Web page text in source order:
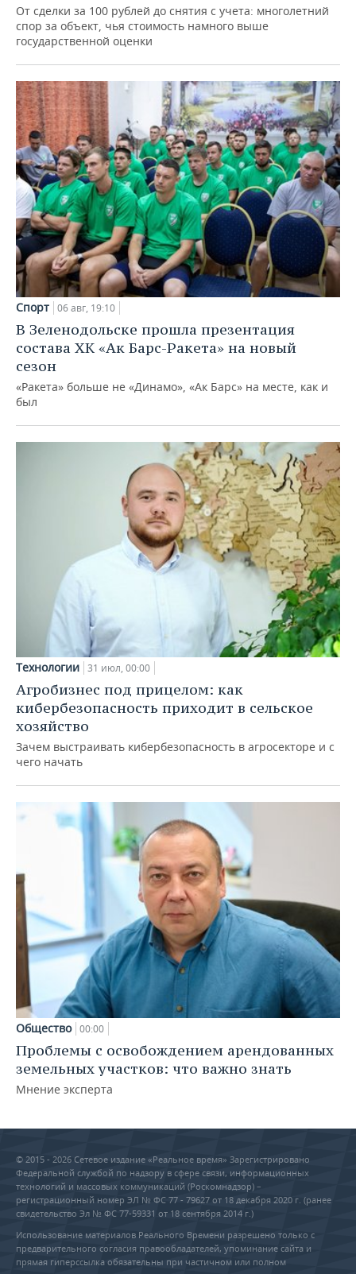
От сделки за 100 рублей до снятия с учета: многолетний
спор за объект, чья стоимость намного выше
государственной оценки
Спорт 06 авг, 19:10
В Зеленодольске прошла презентация
состава ХК «Ак Барс-Ракета» на новый
сезон
«Ракета» больше не «Динамо», «Ак Барс» на месте, как и
был
Технологии 31 июл, 00:00
Агробизнес под прицелом: как
кибербезопасность приходит в сельское
хозяйство
Зачем выстраивать кибербезопасность в агросекторе и с
чего начать
Общество 00:00
Проблемы с освобождением арендованных
земельных участков: что важно знать
Мнение эксперта
© 2015 - 2026 Сетевое издание «Реальное время» Зарегистрировано
Федеральной службой по надзору в сфере связи, информационных
технологий и массовых коммуникаций (Роскомнадзор) –
регистрационный номер ЭЛ № ФС 77 - 79627 от 18 декабря 2020 г. (ранее
свидетельство Эл № ФС 77-59331 от 18 сентября 2014 г.)
Использование материалов Реального Времени разрешено только с
предварительного согласия правообладателей, упоминание сайта и
прямая гиперссылка обязательны при частичном или полном